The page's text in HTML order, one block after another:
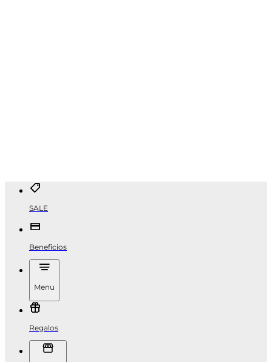
SALE
Beneficios
Menu
Regalos